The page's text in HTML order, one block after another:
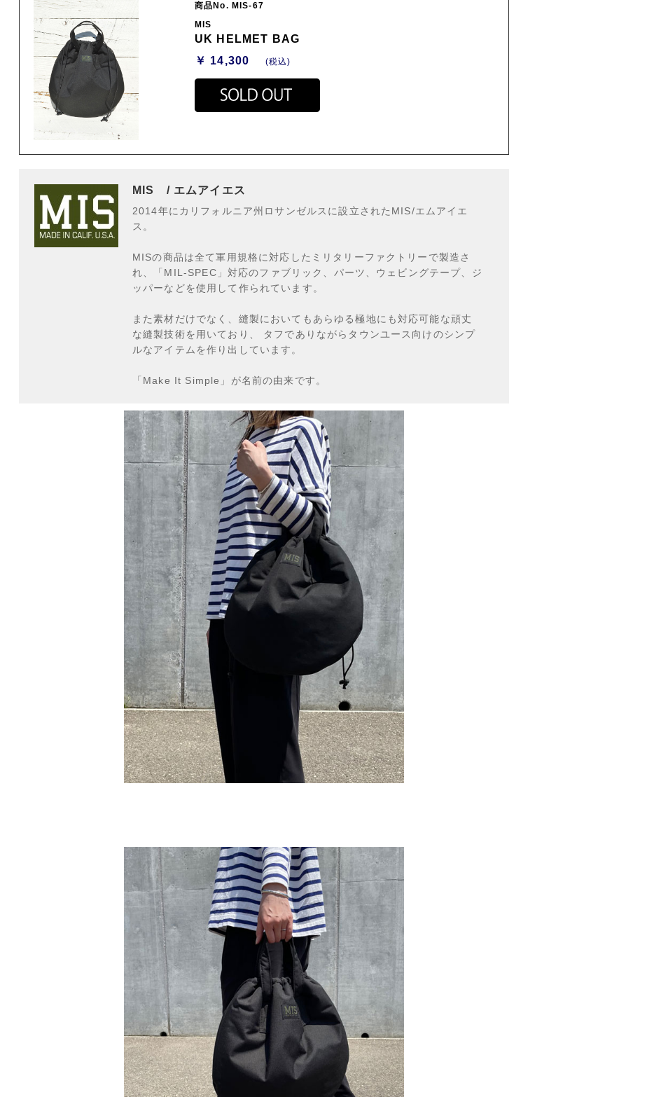
商品No. MIS-67
MIS
UK HELMET BAG
￥ 14,300
(税込)
MIS / エムアイエス
2014年にカリフォルニア州ロサンゼルスに設立されたMIS/エムアイエ
ス。
MISの商品は全て軍用規格に対応したミリタリーファクトリーで製造さ
れ、「MIL-SPEC」対応のファブリック、パーツ、ウェビングテープ、ジ
ッパーなどを使用して作られています。
また素材だけでなく、縫製においてもあらゆる極地にも対応可能な頑丈
な縫製技術を用いており、 タフでありながらタウンユース向けのシンプ
ルなアイテムを作り出しています。
「Make It Simple」が名前の由来です。